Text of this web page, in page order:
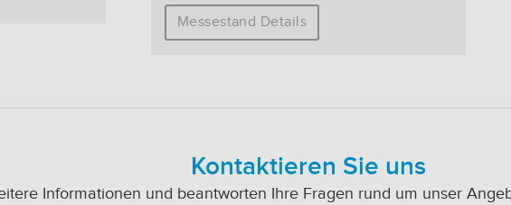
Messestand Details
Kontaktieren Sie uns
Informationen und beantworten Ihre Fragen rund um unser